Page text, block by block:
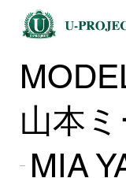
山本
MIA